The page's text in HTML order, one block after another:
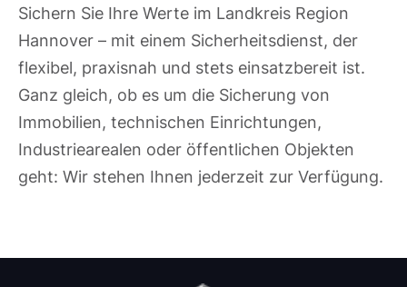
Sichern Sie Ihre Werte im Landkreis Region
Hannover – mit einem Sicherheitsdienst, der
flexibel, praxisnah und stets einsatzbereit ist.
Ganz gleich, ob es um die Sicherung von
Immobilien, technischen Einrichtungen,
Industriearealen oder öffentlichen Objekten
geht: Wir stehen Ihnen jederzeit zur Verfügung.